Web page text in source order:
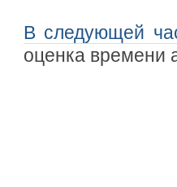
В следующей
оценка времени